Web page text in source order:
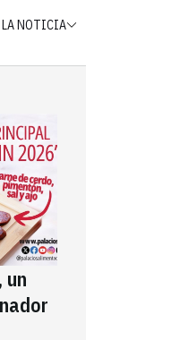
LA NOTICIA
un